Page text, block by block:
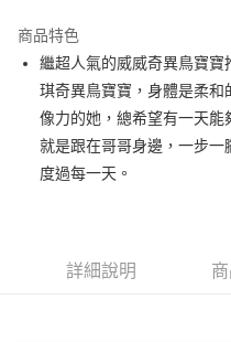
Apple Pay
街口支付
悠遊付
AFTEE先享後付
便利好安心！
商品特色
繼超人氣的威威奇異鳥寶
琪奇異鳥寶寶，身體是柔和
像力的她，總希望有一天
就是跟在哥哥身邊，一步一
度過每一天。
詳細說明